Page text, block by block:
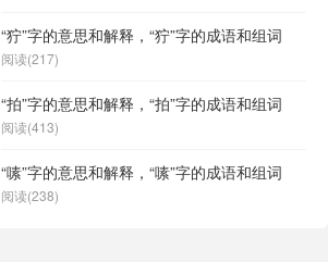
“狞”字的意思和解释，“狞”字的成语和组词
阅读(217)
“拍”字的意思和解释，“拍”字的成语和组词
阅读(413)
“嗉”字的意思和解释，“嗉”字的成语和组词
阅读(238)